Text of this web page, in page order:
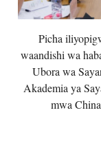
Picha
waandishi wa
Ubora wa
Akademia ya
mwa